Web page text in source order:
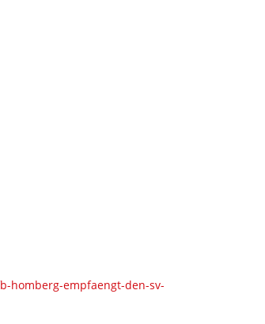
homberg-empfaengt-den-sv-